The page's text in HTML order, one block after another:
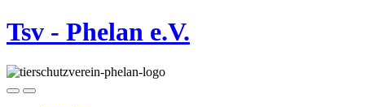
Tsv - Phelan e.V.